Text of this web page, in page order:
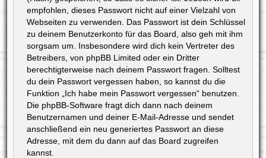
empfohlen, dieses Passwort nicht auf einer Vielzahl von
Webseiten zu verwenden. Das Passwort ist dein Schlüssel
zu deinem Benutzerkonto für das Board, also geh mit ihm
sorgsam um. Insbesondere wird dich kein Vertreter des
Betreibers, von phpBB Limited oder ein Dritter
berechtigterweise nach deinem Passwort fragen. Solltest
du dein Passwort vergessen haben, so kannst du die
Funktion „Ich habe mein Passwort vergessen“ benutzen.
Die phpBB-Software fragt dich dann nach deinem
Benutzernamen und deiner E-Mail-Adresse und sendet
anschließend ein neu generiertes Passwort an diese
Adresse, mit dem du dann auf das Board zugreifen
kannst.